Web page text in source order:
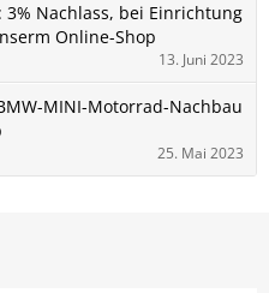
Nachlass, bei Einrichtung
Online-Shop
13. Juni 2023
MINI-Motorrad-Nachbau
25. Mai 2023